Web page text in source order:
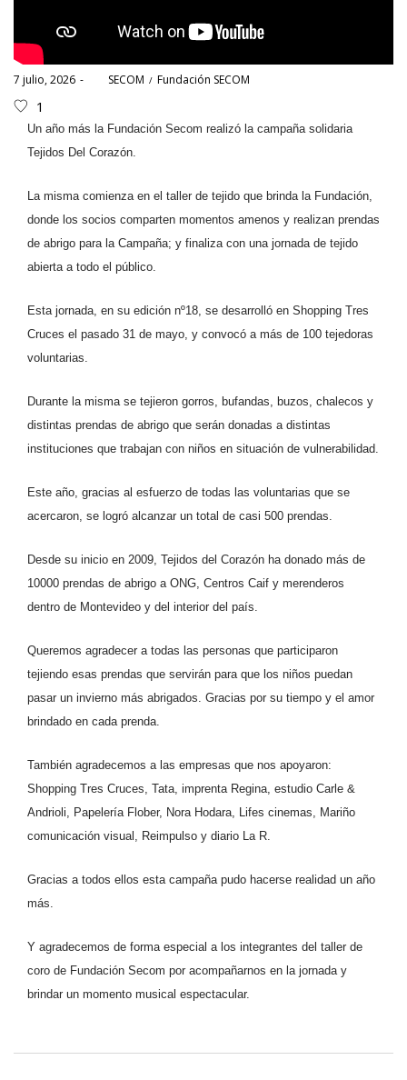
Posted
on
7 julio, 2026 SECOM
Posted
Fundación SECOM
1
Un año más la Fundación Secom realizó la campaña solidaria
Tejidos Del Corazón.
La misma comienza en el taller de tejido que brinda la Fundación,
donde los socios comparten momentos amenos y realizan prendas
de abrigo para la Campaña; y finaliza con una jornada de tejido
abierta a todo el público.
Esta jornada, en su edición nº18, se desarrolló en Shopping Tres
Cruces el pasado 31 de mayo, y convocó a más de 100 tejedoras
voluntarias.
Durante la misma se tejieron gorros, bufandas, buzos, chalecos y
distintas prendas de abrigo que serán donadas a distintas
instituciones que trabajan con niños en situación de vulnerabilidad.
Este año, gracias al esfuerzo de todas las voluntarias que se
acercaron, se logró alcanzar un total de casi 500 prendas.
Desde su inicio en 2009, Tejidos del Corazón ha donado más de
10000 prendas de abrigo a ONG, Centros Caif y merenderos
dentro de Montevideo y del interior del país.
Queremos agradecer a todas las personas que participaron
tejiendo esas prendas que servirán para que los niños puedan
pasar un invierno más abrigados. Gracias por su tiempo y el amor
brindado en cada prenda.
También agradecemos a las empresas que nos apoyaron:
Shopping Tres Cruces, Tata, imprenta Regina, estudio Carle &
Andrioli, Papelería Flober, Nora Hodara, Lifes cinemas, Mariño
comunicación visual, Reimpulso y diario La R.
Gracias a todos ellos esta campaña pudo hacerse realidad un año
más.
Y agradecemos de forma especial a los integrantes del taller de
coro de Fundación Secom por acompañarnos en la jornada y
brindar un momento musical espectacular.